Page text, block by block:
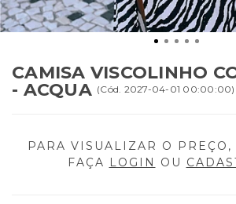
CAMISA VISCOLINHO
- ACQUA (Cód. 2027-04-01 00:00:00)
PARA VISUALIZAR O PREÇO,
FAÇA LOGIN OU